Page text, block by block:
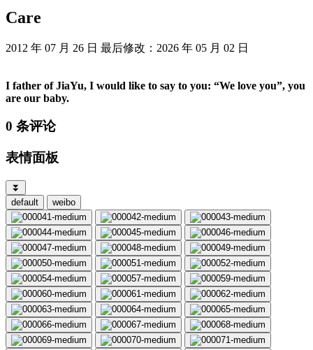
Care
2012 年 07 月 26 日 最后修改：2026 年 05 月 02 日
I father of JiaYu, I would like to say to you: “We love you”, you
are our baby.
0 条评论
表情面板
⏬
default
weibo